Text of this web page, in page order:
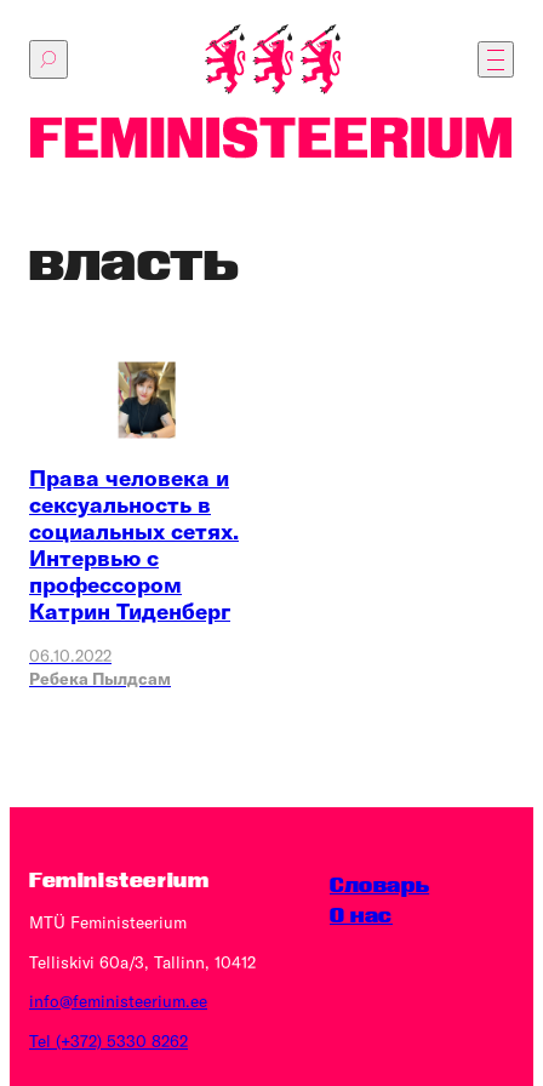
основному
власть
Права человека и
сексуальность в
социальных сетях.
Интервью с
профессором
Катрин Тиденберг
06.10.2022
Ребека Пылдсам
Feministeerium
MTÜ Feministeerium
Telliskivi 60a/3, Tallinn, 10412
info@feministeerium.ee
Tel (+372) 5330 8262
Словарь
O нас